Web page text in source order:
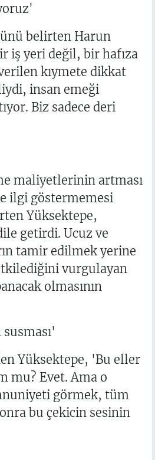
belirten Harun
iş yeri değil, bir hafıza
kıymete dikkat
insan emeği
Biz sadece deri
maliyetlerinin artması
ilgi göstermemesi
Yüksektepe,
getirdi. Ucuz ve
tamir edilmek yerine
vurgulayan
olmasının
Yüksektepe, 'Bu eller
mu? Evet. Ama o
görmek, tüm
bu çekicin sesinin